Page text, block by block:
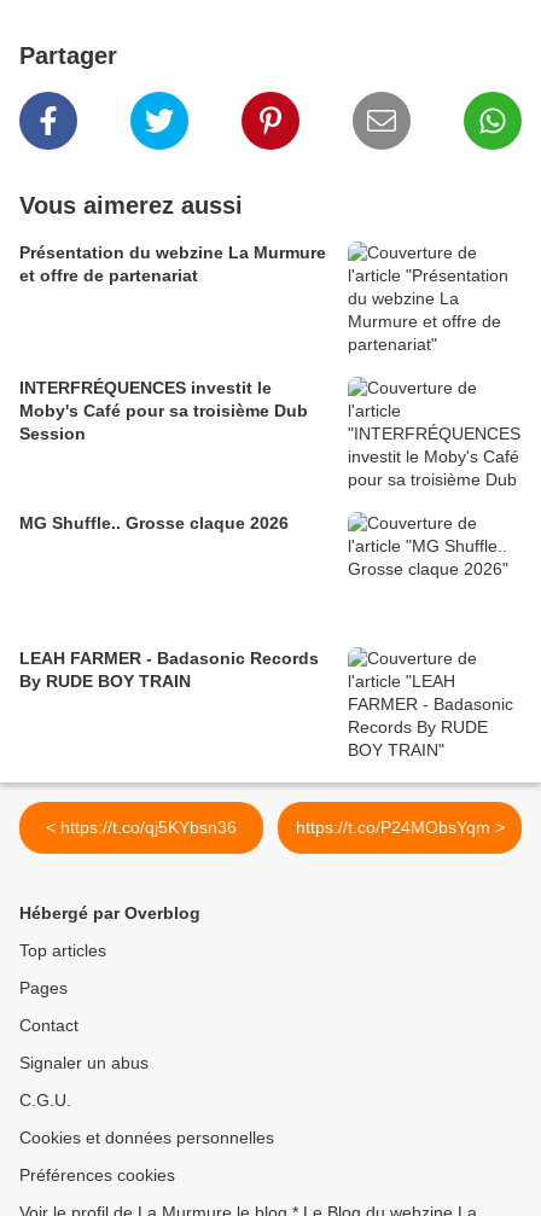
Partager
Vous aimerez aussi
Présentation du webzine La Murmure
et offre de partenariat
INTERFRÉQUENCES investit le
Moby's Café pour sa troisième Dub
Session
MG Shuffle.. Grosse claque 2026
LEAH FARMER - Badasonic Records
By RUDE BOY TRAIN
< https://t.co/qj5KYbsn36 https://t.co/P24MObsYqm >
Hébergé par Overblog
Top articles
Pages
Contact
Signaler un abus
C.G.U.
Cookies et données personnelles
Préférences cookies